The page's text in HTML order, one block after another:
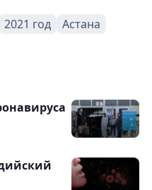
2021 год
Астана